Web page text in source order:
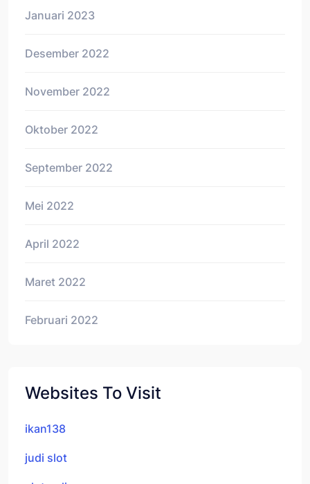
Januari 2023
Desember 2022
November 2022
Oktober 2022
September 2022
Mei 2022
April 2022
Maret 2022
Februari 2022
Websites To Visit
ikan138
judi slot